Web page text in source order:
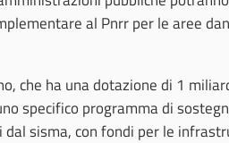
al Pnrr per le aree
che ha una dotazione di 1
specifico programma di
dal sisma, con fondi per le